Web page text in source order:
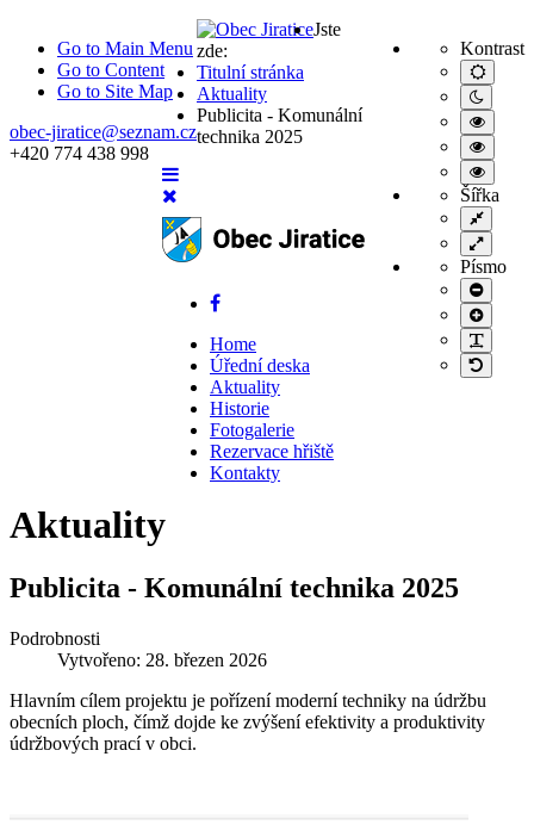
Go to Main Menu
Go to Content
Go to Site Map
obec-jiratice@seznam.cz
+420 774 438 998
Kontrast
Noční
režim
režim.
režim
černá/
režim
žlutá/
Šířka
Pevná
šířka
Široké
Písmo
Menší
písmo
Větší
písmo
písmo
Home
Úřední deska
Aktuality
Historie
Fotogalerie
Rezervace hřiště
Kontakty
Jste
zde:
Titulní stránka
Aktuality
Publicita - Komunální
technika 2025
Aktuality
Publicita - Komunální technika 2025
Podrobnosti
Vytvořeno: 28. březen 2026
Hlavním cílem projektu je pořízení moderní techniky na údržbu
obecních ploch, čímž dojde ke zvýšení efektivity a produktivity
údržbových prací v obci.